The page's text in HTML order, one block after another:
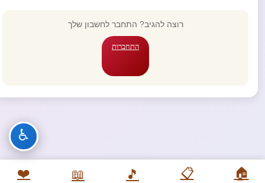
🏠
📋
🎵
📖
❤️
רוצה להגיב? התחבר לחשבון שלך
התחברות
♿